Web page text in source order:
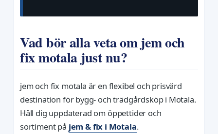
Vad bör alla veta om jem och
fix motala just nu?
jem och fix motala är en flexibel och prisvärd
destination för bygg- och trädgårdsköp i Motala.
Håll dig uppdaterad om öppettider och
sortiment på jem & fix i Motala.